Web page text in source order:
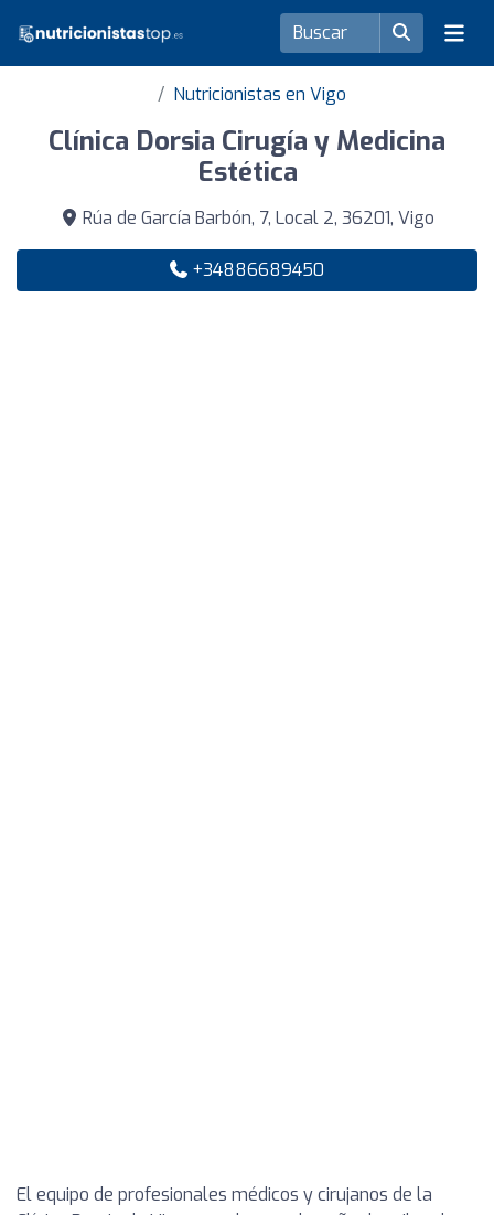
Nutricionistas en Vigo
Clínica Dorsia Cirugía y Medicina
Estética
Rúa de García Barbón, 7, Local 2, 36201, Vigo
+34886689450
El equipo de profesionales médicos y cirujanos de la